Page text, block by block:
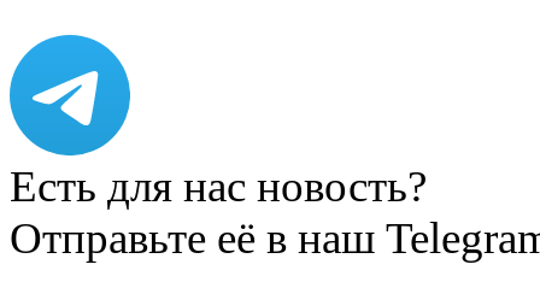
Есть для нас новость?
Отправьте её в наш